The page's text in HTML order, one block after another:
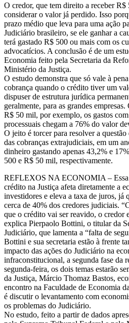
O credor, que tem direito a receber R$
considerar o valor já perdido. Isso
prazo médio que leva para uma ação
Judiciário brasileiro, se ele ganhar a
terá gastado R$ 500 ou mais com os
advocatícios. A conclusão é de um
Economia feito pela Secretaria da
Ministério da Justiça.
O estudo demonstra que só vale à
cobrança quando o crédito tiver um
dispuser de estrutura jurídica
geralmente, para as grandes
R$ 50 mil, por exemplo, os gastos
processuais chegam a 76% do valor
O jeito é torcer para resolver a
das cobranças extrajudiciais, em um
dinheiro gastando apenas 43,2% e
500 e R$ 50 mil, respectivamente.
REFLEXOS NA ECONOMIA – Essa
crédito na Justiça afeta diretamente a
investidores e eleva a taxa de juros, já
cerca de 40% dos credores judiciais.
que o crédito vai ser reavido, o credor
explica Pierpaolo Bottini, o titular da
Judiciário, que lamenta a “falta de
Bottini e sua secretaria estão à frente
impacto das ações do Judiciário na
infraconstitucional, a segunda fase da
segunda-feira, os dois temas estarão
da Justiça, Márcio Thomaz Bastos,
encontro na Faculdade de Economia
é discutir o levantamento com
os problemas do Judiciário.
No estudo, feito a partir de dados